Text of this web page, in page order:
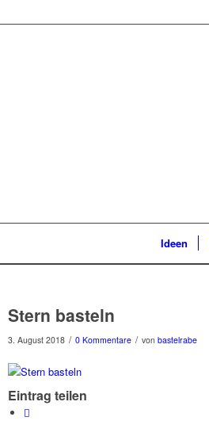
Ideen
Stern basteln
3. August 2018 / 0 Kommentare / von bastelrabe
Eintrag teilen